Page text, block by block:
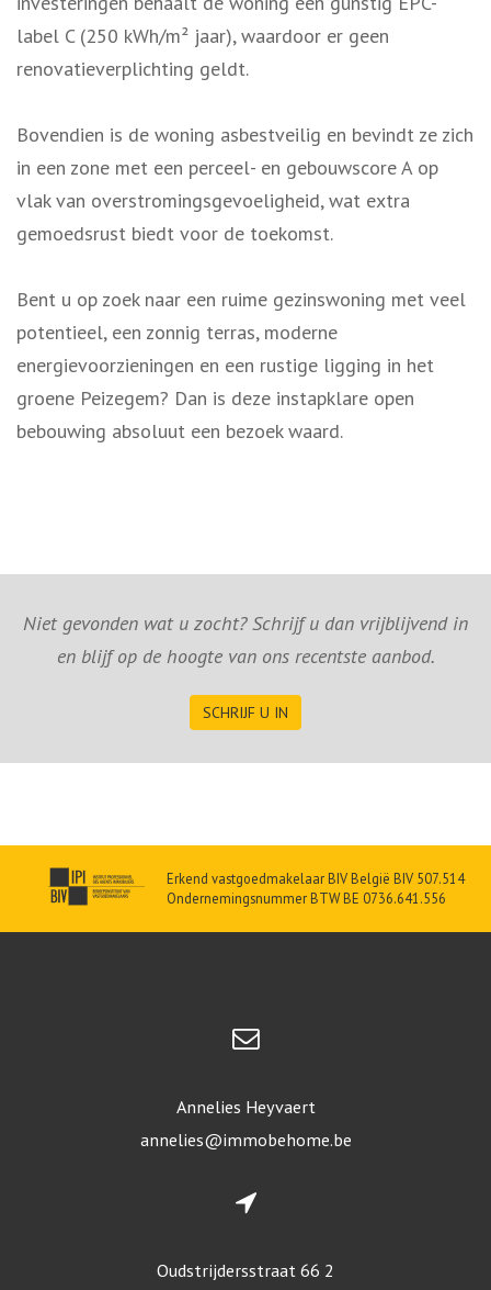
label C (250 kWh/m² jaar), waardoor er geen
renovatieverplichting geldt.
Bovendien is de woning asbestveilig en bevindt ze zich
in een zone met een perceel- en gebouwscore A op
vlak van overstromingsgevoeligheid, wat extra
gemoedsrust biedt voor de toekomst.
Bent u op zoek naar een ruime gezinswoning met veel
potentieel, een zonnig terras, moderne
energievoorzieningen en een rustige ligging in het
groene Peizegem? Dan is deze instapklare open
bebouwing absoluut een bezoek waard.
Niet gevonden wat u zocht? Schrijf u dan vrijblijvend in
en blijf op de hoogte van ons recentste aanbod.
SCHRIJF U IN
Erkend vastgoedmakelaar BIV België BIV 507.514
Ondernemingsnummer BTW BE 0736.641.556
Annelies Heyvaert
annelies@immobehome.be
Oudstrijdersstraat 66 2